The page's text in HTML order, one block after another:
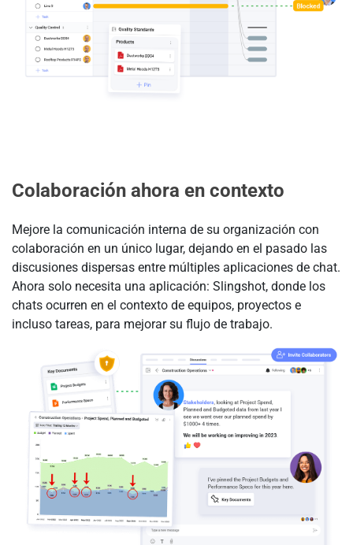
Colaboración ahora en contexto
Mejore la comunicación interna de su organización con
colaboración en un único lugar, dejando en el pasado las
discusiones dispersas entre múltiples aplicaciones de chat.
Ahora solo necesita una aplicación: Slingshot, donde los
chats ocurren en el contexto de equipos, proyectos e
incluso tareas, para mejorar su flujo de trabajo.